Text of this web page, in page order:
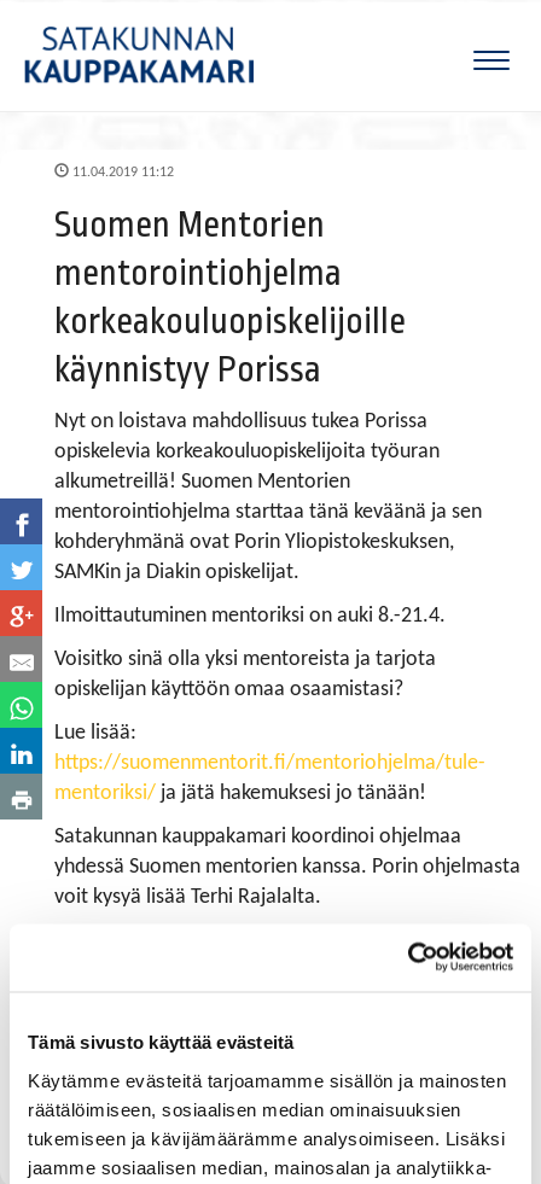
Tämä sivusto käyttää evästeitä
Käytämme evästeitä tarjoamamme sisällön ja mainosten
räätälöimiseen, sosiaalisen median ominaisuuksien
tukemiseen ja kävijämäärämme analysoimiseen. Lisäksi
jaamme sosiaalisen median, mainosalan ja analytiikka-
11.04.2019 11:12
Suomen Mentorien
mentorointiohjelma
korkeakouluopiskelijoille
käynnistyy Porissa
Nyt on loistava mahdollisuus tukea Porissa
opiskelevia korkeakouluopiskelijoita työuran
alkumetreillä! Suomen Mentorien
mentorointiohjelma starttaa tänä keväänä ja sen
kohderyhmänä ovat Porin Yliopistokeskuksen,
SAMKin ja Diakin opiskelijat.
Ilmoittautuminen mentoriksi on auki 8.-21.4.
Voisitko sinä olla yksi mentoreista ja tarjota
opiskelijan käyttöön omaa osaamistasi?
Lue lisää:
https://suomenmentorit.fi/mentoriohjelma/tule-
mentoriksi/ ja jätä hakemuksesi jo tänään!
Satakunnan kauppakamari koordinoi ohjelmaa
yhdessä Suomen mentorien kanssa. Porin ohjelmasta
voit kysyä lisää Terhi Rajalalta.